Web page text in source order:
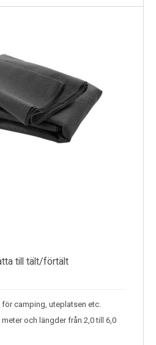
till tält/förtält
camping, uteplatsen etc.
och längder från 2,0 till 6,0